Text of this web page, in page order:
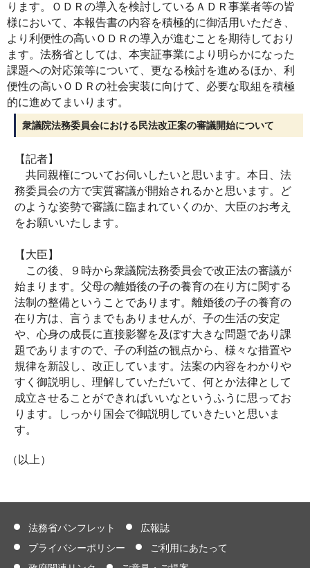
ります。ＯＤＲの導入を検討しているＡＤＲ事業者等の皆
様において、本報告書の内容を積極的に御活用いただき、
より利便性の高いＯＤＲの導入が進むことを期待しており
ます。法務省としては、本実証事業により明らかになった
課題への対応策等について、更なる検討を進めるほか、利
便性の高いＯＤＲの社会実装に向けて、必要な取組を積極
的に進めてまいります。
衆議院法務委員会における民法改正案の審議開始について
【記者】
共同親権についてお伺いしたいと思います。本日、法
務委員会の方で実質審議が開始されるかと思います。ど
のような姿勢で審議に臨まれていくのか、大臣のお考え
をお願いいたします。
【大臣】
この後、９時から衆議院法務委員会で改正法の審議が
始まります。父母の離婚後の子の養育の在り方に関する
法制の整備ということであります。離婚後の子の養育の
在り方は、言うまでもありませんが、子の生活の安定
や、心身の成長に直接影響を及ぼす大きな問題であり課
題でありますので、子の利益の観点から、様々な措置や
規律を新設し、改正しています。法案の内容をわかりや
すく御説明し、理解していただいて、何とか法律として
成立させることができればいいなというふうに思ってお
ります。しっかり国会で御説明していきたいと思いま
す。
（以上）
法務省パンフレット
広報誌
プライバシーポリシー
ご利用にあたって